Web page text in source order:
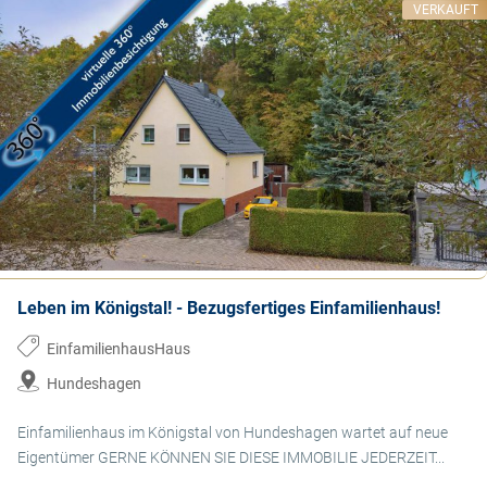
Leben im Königstal! - Bezugsfertiges Einfamilienhaus!
EinfamilienhausHaus
Hundeshagen
Einfamilienhaus im Königstal von Hundeshagen wartet auf neue
Eigentümer GERNE KÖNNEN SIE DIESE IMMOBILIE JEDERZEIT...
VERKAUFT